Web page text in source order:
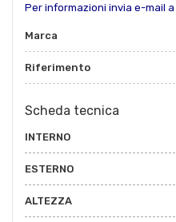
Per informazioni invia e-mail a
Marca
Riferimento
Scheda tecnica
INTERNO
ESTERNO
ALTEZZA